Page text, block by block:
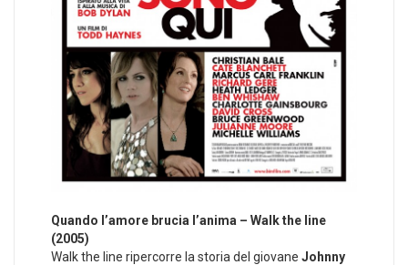
Quando l’amore brucia l’anima – Walk the line
(2005)
Walk the line ripercorre la storia del giovane Johnny